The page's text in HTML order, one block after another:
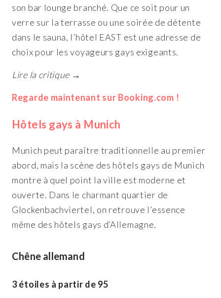
son bar lounge branché. Que ce soit pour un
verre sur la terrasse ou une soirée de détente
dans le sauna, l’hôtel EAST est une adresse de
choix pour les voyageurs gays exigeants.
Lire la critique →
Regarde maintenant sur Booking.com !
Hôtels gays à Munich
Munich peut paraître traditionnelle au premier
abord, mais la scène des hôtels gays de Munich
montre à quel point la ville est moderne et
ouverte. Dans le charmant quartier de
Glockenbachviertel, on retrouve l’essence
même des hôtels gays d’Allemagne.
Chêne allemand
3 étoiles à partir de 95